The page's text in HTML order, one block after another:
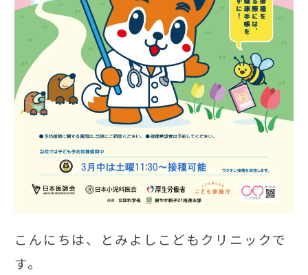
こんにちは、とみよしこどもクリニックで
す。